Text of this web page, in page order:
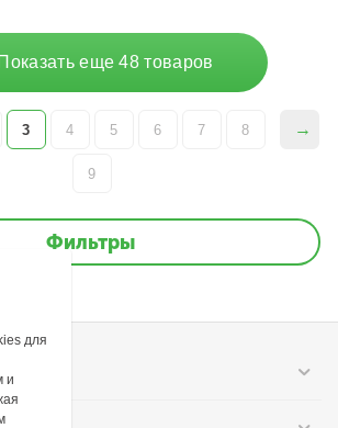
Показать еще 48 товаров
3 4 5 6 7 8
9
Фильтры
для
и